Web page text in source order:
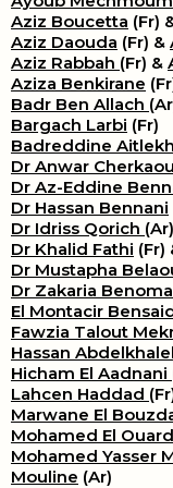
Aziz Boucetta (Fr)
Aziz Daouda (Fr) &
Aziz Rabbah (Fr) &
Aziza Benkirane
Badr Ben Allach
Bargach Larbi (Fr)
Badreddine
Dr Anwar
Dr Az-Eddine
Dr Hassan Bennani
Dr Idriss Qorich (Ar)
Dr Khalid Fathi (Fr)
Dr Mustapha
Dr Zakaria
El Montacir
Fawzia Talout
Hassan
Hicham El Aadnani
Lahcen Haddad
Marwane El
Mohamed El
Mohamed Yasser
Mouline (Ar)